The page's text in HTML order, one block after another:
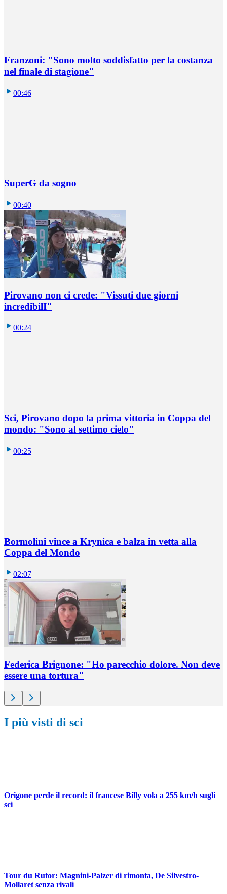
Franzoni: "Sono molto soddisfatto per la costanza
nel finale di stagione"
00:46
SuperG da sogno
00:40
Pirovano non ci crede: "Vissuti due giorni
incredibilI"
00:24
Sci, Pirovano dopo la prima vittoria in Coppa del
mondo: "Sono al settimo cielo"
00:25
Bormolini vince a Krynica e balza in vetta alla
Coppa del Mondo
02:07
Federica Brignone: "Ho parecchio dolore. Non deve
essere una tortura"
I più visti di sci
Origone perde il record: il francese Billy vola a 255 km/h sugli
sci
Tour du Rutor: Magnini-Palzer di rimonta, De Silvestro-
Mollaret senza rivali